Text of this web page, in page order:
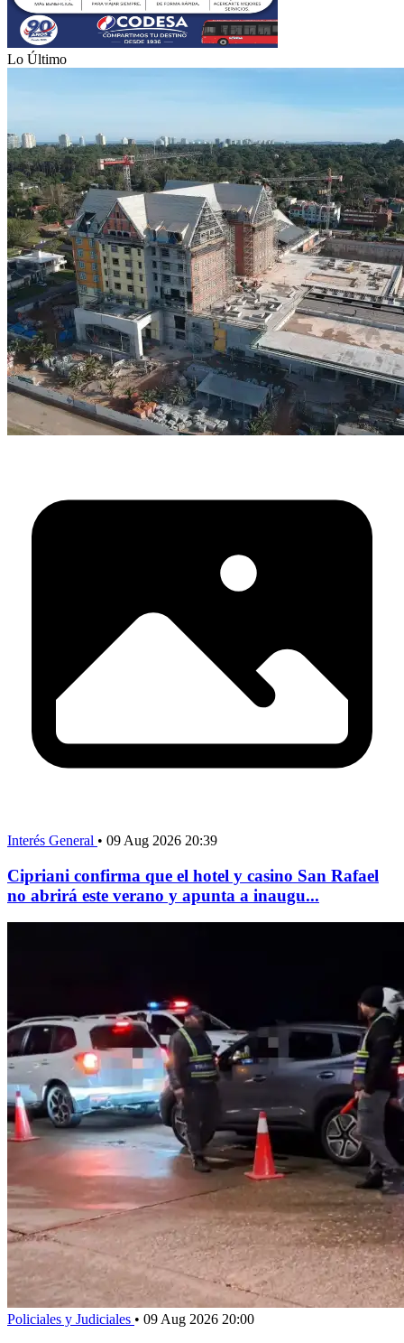
Lo Último
Interés General • 09 Aug 2026 20:39
Cipriani confirma que el hotel y casino San Rafael
no abrirá este verano y apunta a inaugu...
Policiales y Judiciales • 09 Aug 2026 20:00